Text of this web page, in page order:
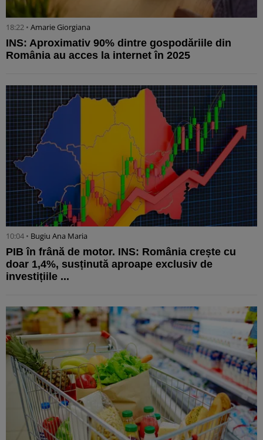
18:22 • Amarie Giorgiana
INS: Aproximativ 90% dintre gospodăriile din
România au acces la internet în 2025
10:04 • Bugiu ⁠Ana Maria
PIB în frână de motor. INS: România crește cu
doar 1,4%, susținută aproape exclusiv de
investițiile ...